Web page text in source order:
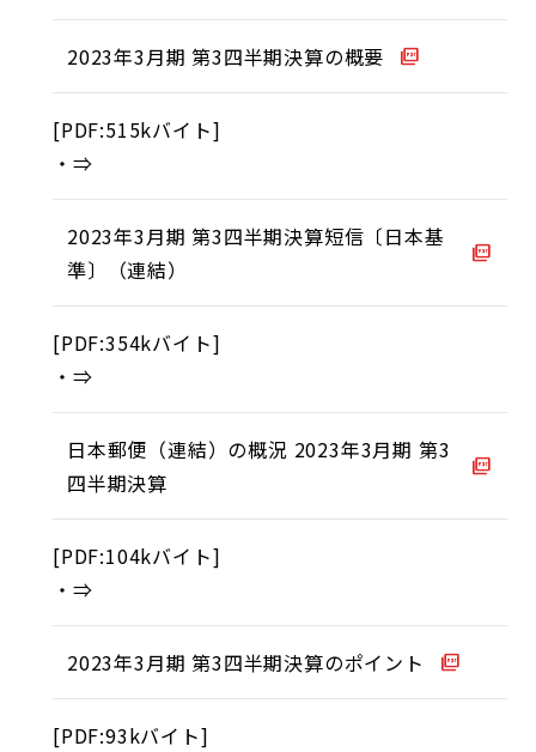
2023年3月期 第3四半期決算の概要
[PDF:515kバイト]
⇒
2023年3月期 第3四半期決算短信〔日本基
準〕（連結）
[PDF:354kバイト]
⇒
日本郵便（連結）の概況 2023年3月期 第3
四半期決算
[PDF:104kバイト]
⇒
2023年3月期 第3四半期決算のポイント
[PDF:93kバイト]